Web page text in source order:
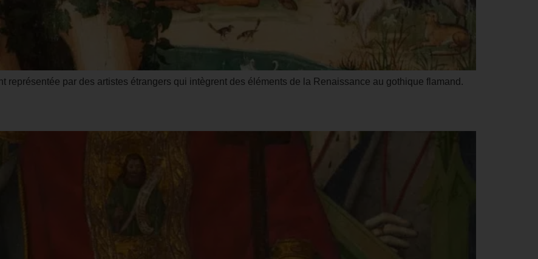
représentée par des artistes étrangers qui intègrent des éléments de la Renaissance au gothique flamand.